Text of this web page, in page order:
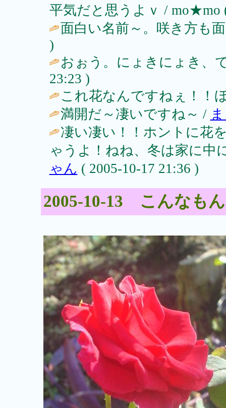
平気だと思うよｖ / mo★mo
面白い名前～。咲き方も
)
おぉう。にょきにょき、
23:23 )
これ花なんですねぇ！！
満開だ～凄いですね～ /
凄い凄い！！ホントに花
ゃうよ！ねね、冬は家に中
ゃん ( 2005-10-17 21:36 )
2005-10-13 こんなも